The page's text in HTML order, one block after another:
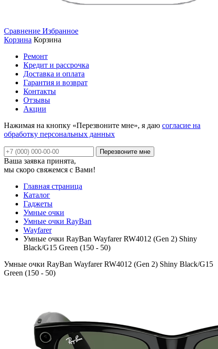
Сравнение Избранное
Корзина Корзина
Ремонт
Кредит и рассрочка
Доставка и оплата
Гарантия и возврат
Контакты
Отзывы
Акции
Нажимая на кнопку «Перезвоните мне», я даю согласие на
обработку персональных данных
Ваша заявка принята,
мы скоро свяжемся с Вами!
Главная страница
Каталог
Гаджеты
Умные очки
Умные очки RayBan
Wayfarer
Умные очки RayBan Wayfarer RW4012 (Gen 2) Shiny
Black/G15 Green (150 - 50)
Умные очки RayBan Wayfarer RW4012 (Gen 2) Shiny Black/G15
Green (150 - 50)